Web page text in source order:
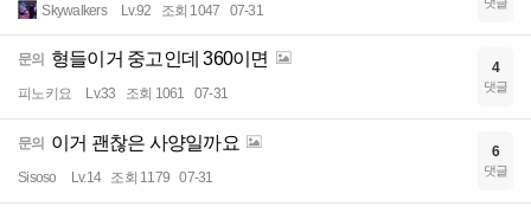
Skywalkers Lv.92 조회 1047 07-31
문의 형들이거 중고인데 360이면
피노키요 Lv.33 조회 1061 07-31
4
댓글
문의 이거 괜찮은 사양일까요
Sisoso Lv.14 조회 1179 07-31
6
댓글